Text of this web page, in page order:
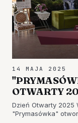
14 MAJA 2025
OTWARTY
Dzień Otwarty 2025
"Prymasówka"